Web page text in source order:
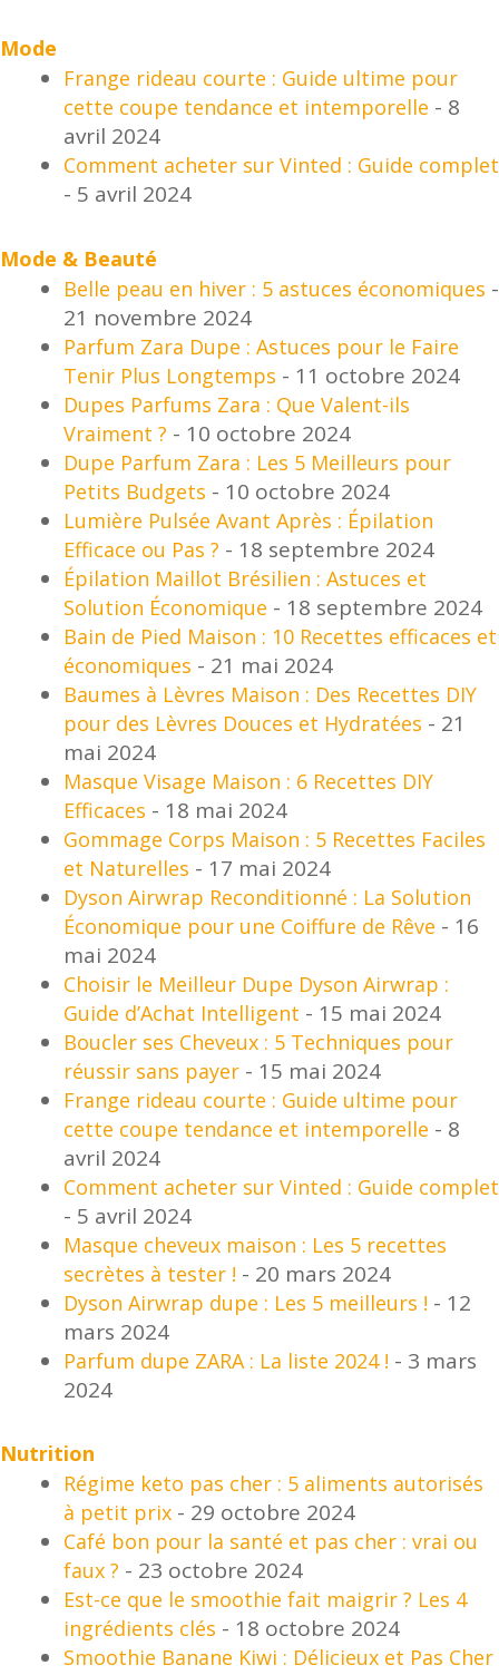
Mode
Frange rideau courte : Guide ultime pour
cette coupe tendance et intemporelle - 8
avril 2024
Comment acheter sur Vinted : Guide complet
- 5 avril 2024
Mode & Beauté
Belle peau en hiver : 5 astuces économiques -
21 novembre 2024
Parfum Zara Dupe : Astuces pour le Faire
Tenir Plus Longtemps - 11 octobre 2024
Dupes Parfums Zara : Que Valent-ils
Vraiment ? - 10 octobre 2024
Dupe Parfum Zara : Les 5 Meilleurs pour
Petits Budgets - 10 octobre 2024
Lumière Pulsée Avant Après : Épilation
Efficace ou Pas ? - 18 septembre 2024
Épilation Maillot Brésilien : Astuces et
Solution Économique - 18 septembre 2024
Bain de Pied Maison : 10 Recettes efficaces et
économiques - 21 mai 2024
Baumes à Lèvres Maison : Des Recettes DIY
pour des Lèvres Douces et Hydratées - 21
mai 2024
Masque Visage Maison : 6 Recettes DIY
Efficaces - 18 mai 2024
Gommage Corps Maison : 5 Recettes Faciles
et Naturelles - 17 mai 2024
Dyson Airwrap Reconditionné : La Solution
Économique pour une Coiffure de Rêve - 16
mai 2024
Choisir le Meilleur Dupe Dyson Airwrap :
Guide d’Achat Intelligent - 15 mai 2024
Boucler ses Cheveux : 5 Techniques pour
réussir sans payer - 15 mai 2024
Frange rideau courte : Guide ultime pour
cette coupe tendance et intemporelle - 8
avril 2024
Comment acheter sur Vinted : Guide complet
- 5 avril 2024
Masque cheveux maison : Les 5 recettes
secrètes à tester ! - 20 mars 2024
Dyson Airwrap dupe : Les 5 meilleurs ! - 12
mars 2024
Parfum dupe ZARA : La liste 2024 ! - 3 mars
2024
Nutrition
Régime keto pas cher : 5 aliments autorisés
à petit prix - 29 octobre 2024
Café bon pour la santé et pas cher : vrai ou
faux ? - 23 octobre 2024
Est-ce que le smoothie fait maigrir ? Les 4
ingrédients clés - 18 octobre 2024
Smoothie Banane Kiwi : Délicieux et Pas Cher